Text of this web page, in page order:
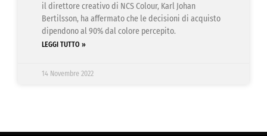
il direttore creativo di NCS Colour, Karl Johan
Bertilsson, ha affermato che le decisioni di acquisto
dipendono al 90% dal colore percepito.
LEGGI TUTTO »
14 Novembre 2022